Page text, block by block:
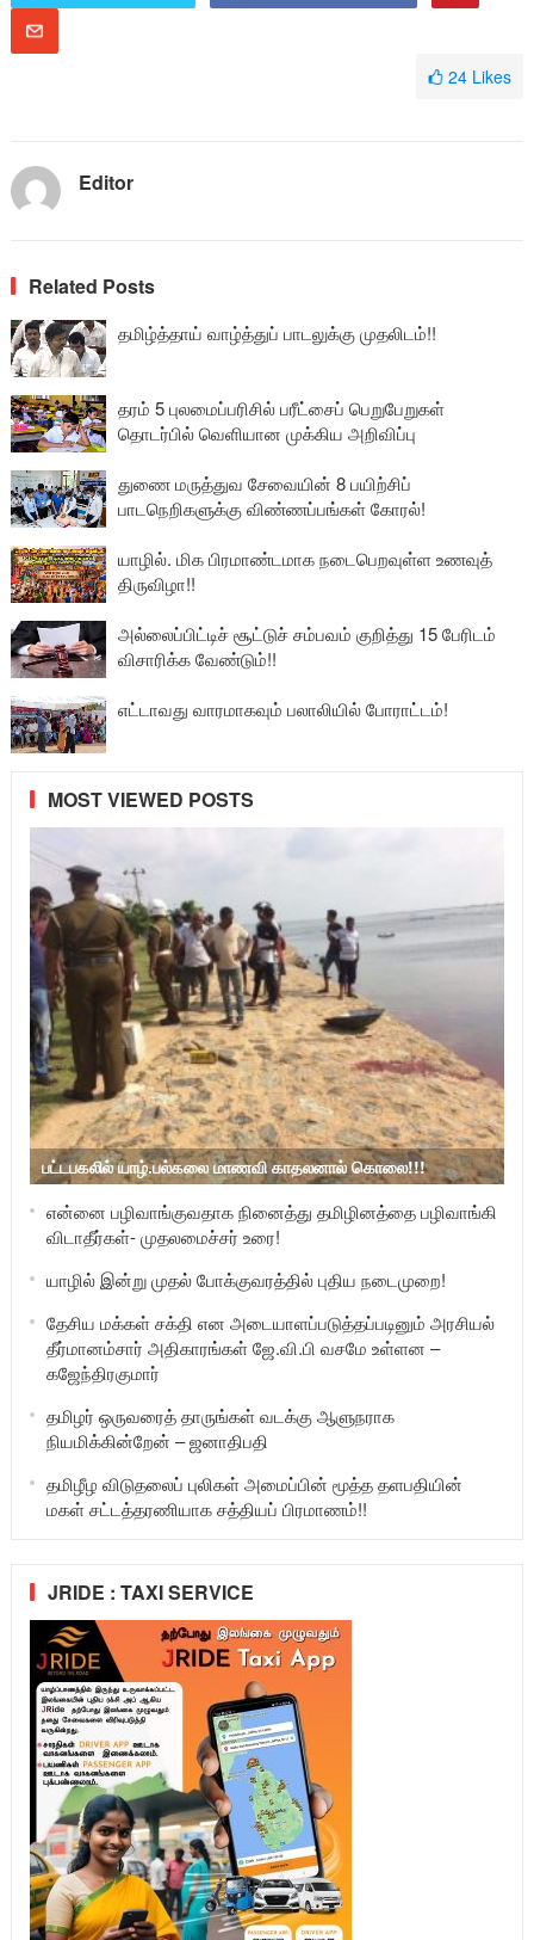
24 Likes
Editor
Related Posts
தமிழ்த்தாய் வாழ்த்துப் பாடலுக்கு முதலிடம்!!
தரம் 5 புலமைப்பரிசில் பரீட்சைப் பெறுபேறுகள்
தொடர்பில் வெளியான முக்கிய அறிவிப்பு
துணை மருத்துவ சேவையின் 8 பயிற்சிப்
பாடநெறிகளுக்கு விண்ணப்பங்கள் கோரல்!
யாழில். மிக பிரமாண்டமாக நடைபெறவுள்ள உணவுத்
திருவிழா!!
அல்லைப்பிட்டிச் சூட்டுச் சம்பவம் குறித்து 15 பேரிடம்
விசாரிக்க வேண்டும்!!
எட்டாவது வாரமாகவும் பலாலியில் போராட்டம்!
MOST VIEWED POSTS
பட்டபகலில் யாழ்.பல்கலை மாணவி காதலனால் கொலை!!!
என்னை பழிவாங்குவதாக நினைத்து தமிழினத்தை பழிவாங்கி
விடாதீர்கள்- முதலமைச்சர் உரை!
யாழில் இன்று முதல் போக்குவரத்தில் புதிய நடைமுறை!
தேசிய மக்கள் சக்தி என அடையாளப்படுத்தப்படினும் அரசியல்
தீர்மானம்சார் அதிகாரங்கள் ஜே.வி.பி வசமே உள்ளன –
கஜேந்திரகுமார்
தமிழர் ஒருவரைத் தாருங்கள் வடக்கு ஆளுநராக
நியமிக்கின்றேன் – ஜனாதிபதி
தமிழீழ விடுதலைப் புலிகள் அமைப்பின் மூத்த தளபதியின்
மகள் சட்டத்தரணியாக சத்தியப் பிரமாணம்!!
JRIDE : TAXI SERVICE